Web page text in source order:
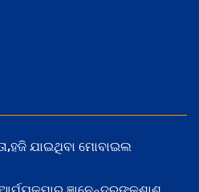
ଯାଇଥିବା ମୋବାଇଲ